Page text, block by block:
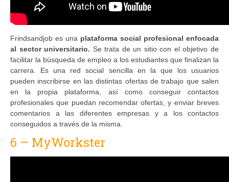
Frindsandjob es una plataforma social profesional enfocada
al sector universitario. Se trata de un sitio con el objetivo de
facilitar la búsqueda de empleo a los estudiantes que finalizan la
carrera. Es una red social sencilla en la que los usuarios
pueden inscribirse en las distintas ofertas de trabajo que salen
en la propia plataforma, así como conseguir contactos
profesionales que puedan recomendar ofertas, y enviar breves
comentarios a las diferentes empresas y a los contactos
conseguidos a través de la misma.
6 – MyWorkster